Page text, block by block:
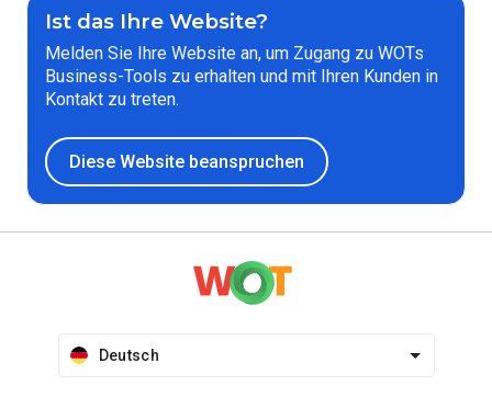
Ist das Ihre Website?
Melden Sie Ihre Website an, um Zugang zu WOTs
Business-Tools zu erhalten und mit Ihren Kunden in
Kontakt zu treten.
Diese Website beanspruchen
Deutsch